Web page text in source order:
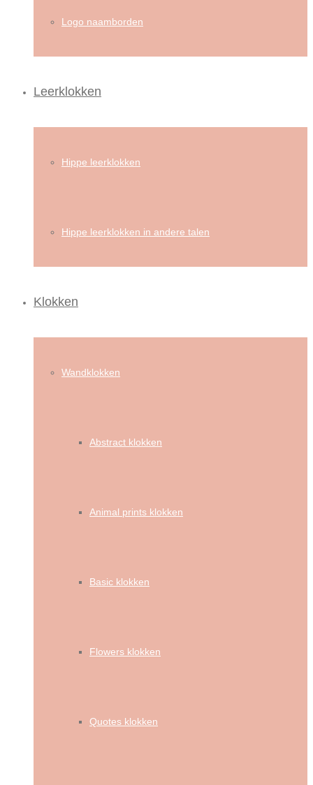
Logo naamborden
Leerklokken
Hippe leerklokken
Hippe leerklokken in andere talen
Klokken
Wandklokken
Abstract klokken
Animal prints klokken
Basic klokken
Flowers klokken
Quotes klokken